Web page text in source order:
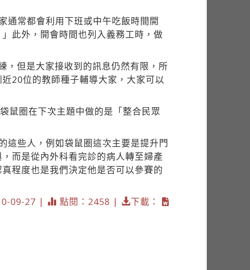
通常都會利用下班或中午吃飯時間開
此外，開會時間也列入義務工時，做
，但是大家接收到的訊息仍然有限，所
20位的教師種子輔導大家，大家可以
鼠圈在下次主題中做的是「整合民眾
這些人，例如袋鼠圈這次主要是提升門
而是從內外科看完診的病人轉至婦產
程度也是我們決定他是否可以參賽的
09-27 | 點閱：2458 | 下載：